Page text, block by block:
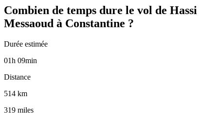
Combien de temps dure le vol de Hassi
Messaoud à Constantine ?
Durée estimée
01h 09min
Distance
514 km
319 miles